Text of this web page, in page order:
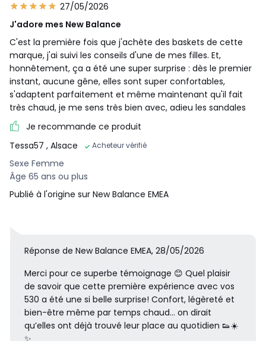
27/05/2026
J'adore mes New Balance
C'est la première fois que j'achète des baskets de cette
marque, j'ai suivi les conseils d'une de mes filles. Et,
honnêtement, ça a été une super surprise : dès le premier
instant, aucune gêne, elles sont super confortables,
s'adaptent parfaitement et même maintenant qu'il fait
très chaud, je me sens très bien avec, adieu les sandales
Je recommande ce produit
Tessa57 , Alsace Acheteur vérifié
Sexe Femme
Âge 65 ans ou plus
Publié à l'origine sur New Balance EMEA
Réponse de New Balance EMEA, 28/05/2026
Merci pour ce superbe témoignage 😊 Quel plaisir
de savoir que cette première expérience avec vos
530 a été une si belle surprise! Confort, légèreté et
bien-être même par temps chaud… on dirait
qu’elles ont déjà trouvé leur place au quotidien 👟☀️
✨